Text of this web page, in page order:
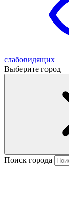
слабовидящих
Выберите город
Поиск города